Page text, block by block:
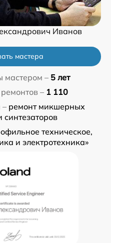
Иванов
мастера
мастером – 5 лет
– 1 110
ремонт микшерных
синтезаторов
техническое,
и электротехника»